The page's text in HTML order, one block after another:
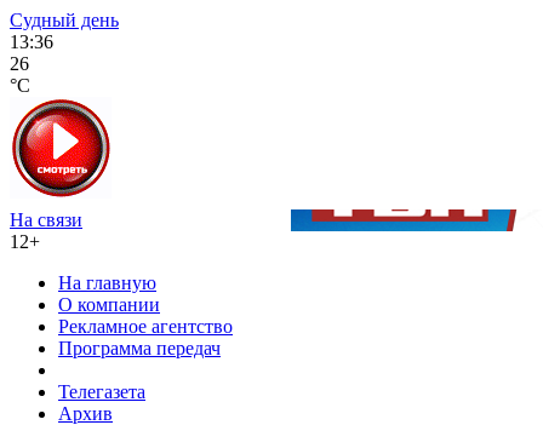
Судный день
13:36
26
°C
На связи
12+
На главную
О компании
Рекламное агентство
Программа передач
Телегазета
Архив